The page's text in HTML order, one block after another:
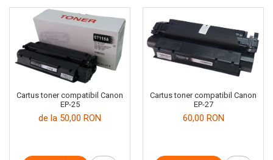
Cartus toner compatibil Canon
EP-25
de la 50,00 RON
Cartus toner compatibil Canon
EP-27
60,00 RON